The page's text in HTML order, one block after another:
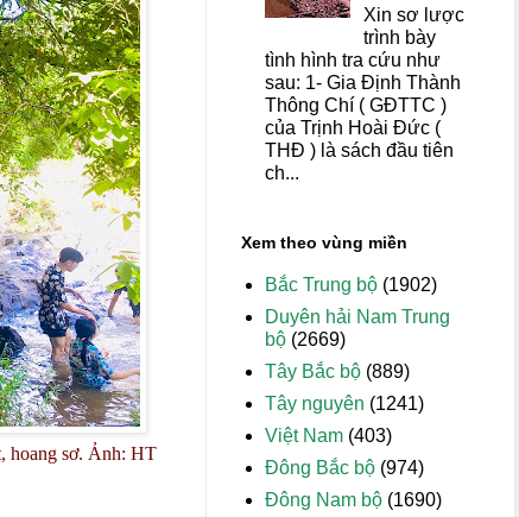
hoang sơ. Ảnh: HT
Xin sơ lược
trình bày
tình hình tra cứu như
sau: 1- Gia Định Thành
Thông Chí ( GĐTTC )
của Trịnh Hoài Đức (
THĐ ) là sách đầu tiên
ch...
Xem theo vùng miền
Bắc Trung bộ (1902)
Duyên hải Nam Trung
bộ (2669)
Tây Bắc bộ (889)
Tây nguyên (1241)
Việt Nam (403)
Đông Bắc bộ (974)
Đông Nam bộ (1690)